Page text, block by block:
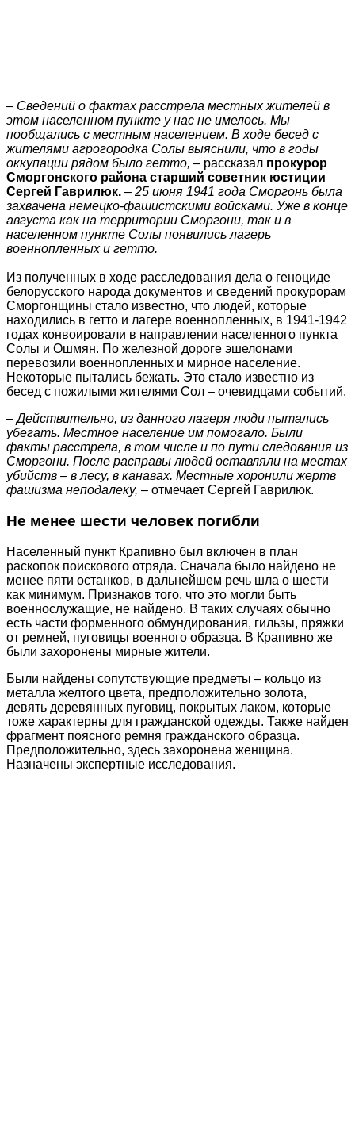
– Сведений о фактах расстрела местных жителей в
этом населенном пункте у нас не имелось. Мы
пообщались с местным населением. В ходе бесед с
жителями агрогородка Солы выяснили, что в годы
оккупации рядом было гетто, – рассказал прокурор
Сморгонского района старший советник юстиции
Сергей Гаврилюк. – 25 июня 1941 года Сморгонь была
захвачена немецко-фашистскими войсками. Уже в конце
августа как на территории Сморгони, так и в
населенном пункте Солы появились лагерь
военнопленных и гетто.
Из полученных в ходе расследования дела о геноциде
белорусского народа документов и сведений прокурорам
Сморгонщины стало известно, что людей, которые
находились в гетто и лагере военнопленных, в 1941-1942
годах конвоировали в направлении населенного пункта
Солы и Ошмян. По железной дороге эшелонами
перевозили военнопленных и мирное население.
Некоторые пытались бежать. Это стало известно из
бесед с пожилыми жителями Сол – очевидцами событий.
– Действительно, из данного лагеря люди пытались
убегать. Местное население им помогало. Были
факты расстрела, в том числе и по пути следования из
Сморгони. После расправы людей оставляли на местах
убийств – в лесу, в канавах. Местные хоронили жертв
фашизма неподалеку, – отмечает Сергей Гаврилюк.
Не менее шести человек погибли
Населенный пункт Крапивно был включен в план
раскопок поискового отряда. Сначала было найдено не
менее пяти останков, в дальнейшем речь шла о шести
как минимум. Признаков того, что это могли быть
военнослужащие, не найдено. В таких случаях обычно
есть части форменного обмундирования, гильзы, пряжки
от ремней, пуговицы военного образца. В Крапивно же
были захоронены мирные жители.
Были найдены сопутствующие предметы – кольцо из
металла желтого цвета, предположительно золота,
девять деревянных пуговиц, покрытых лаком, которые
тоже характерны для гражданской одежды. Также найден
фрагмент поясного ремня гражданского образца.
Предположительно, здесь захоронена женщина.
Назначены экспертные исследования.